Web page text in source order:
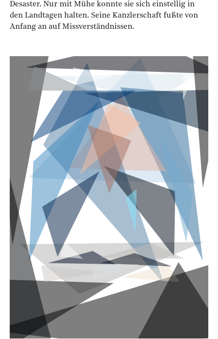
Desaster. Nur mit Mühe konnte sie sich einstellig in
den Landtagen halten. Seine Kanzlerschaft fußte von
Anfang an auf Missverständnissen.